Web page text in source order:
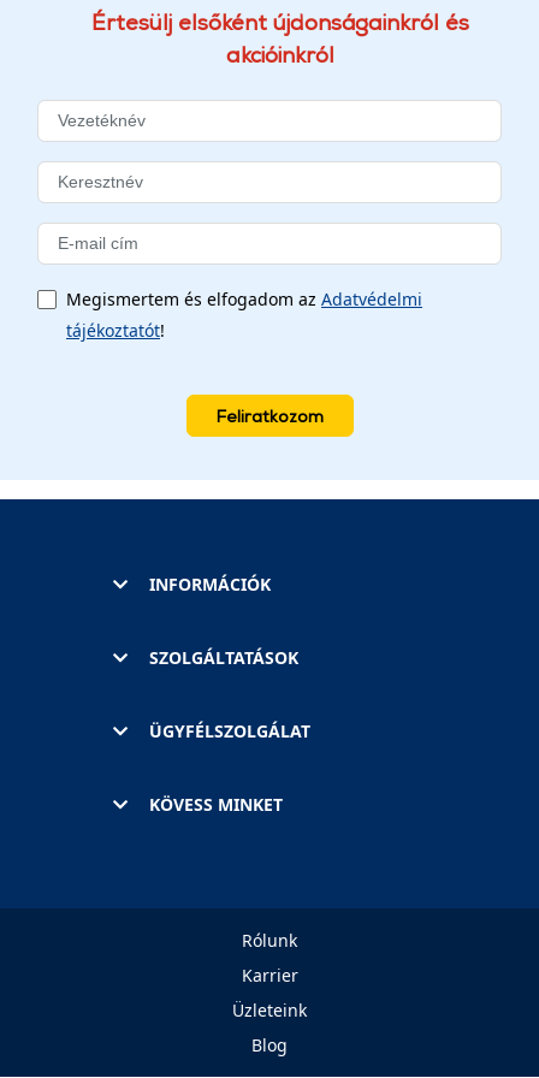
Értesülj elsőként újdonságainkról és
akcióinkról
Megismertem és elfogadom az Adatvédelmi
tájékoztatót!
Feliratkozom
INFORMÁCIÓK
SZOLGÁLTATÁSOK
ÜGYFÉLSZOLGÁLAT
KÖVESS MINKET
Rólunk
Karrier
Üzleteink
Blog